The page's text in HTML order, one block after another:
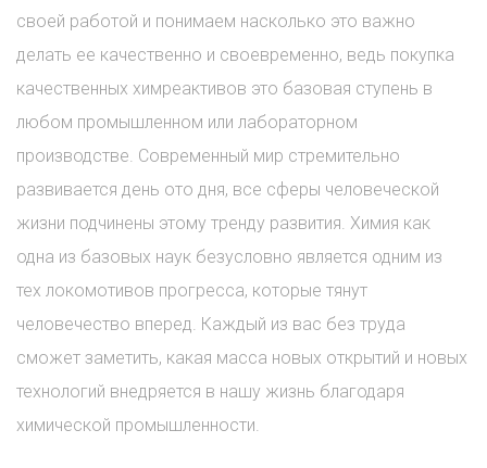
своей работой и понимаем насколько это важно
делать ее качественно и своевременно, ведь покупка
качественных химреактивов это базовая ступень в
любом промышленном или лабораторном
производстве. Современный мир стремительно
развивается день ото дня, все сферы человеческой
жизни подчинены этому тренду развития. Химия как
одна из базовых наук безусловно является одним из
тех локомотивов прогресса, которые тянут
человечество вперед. Каждый из вас без труда
сможет заметить, какая масса новых открытий и новых
технологий внедряется в нашу жизнь благодаря
химической промышленности.